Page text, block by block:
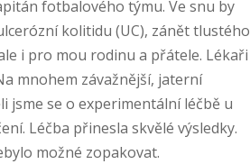
fotbalového týmu. Ve snu by
kolitidu (UC), zánět tlustého
i pro mou rodinu a přátele. Lékaři
mnohem závažnější, jaterní
jsme se o experimentální léčbě u
Léčba přinesla skvělé výsledky.
možné zopakovat.